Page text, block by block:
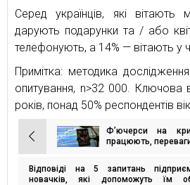
Серед українців, які
дарують подарунки та / або
телефонують, а 14% — вітають у
Примітка: методика
опитування, n>32 000. Ключова
років, понад 50% респондентів
Навігація
записів
Ф’ючерси на
працюють,
Відповіді на 5 запитань
новачків, які допоможуть їм